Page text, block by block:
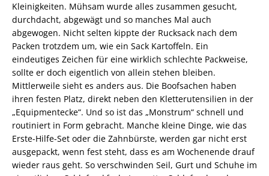
Kleinigkeiten. Mühsam wurde alles zusammen gesucht,
durchdacht, abgewägt und so manches Mal auch
abgewogen. Nicht selten kippte der Rucksack nach dem
Packen trotzdem um, wie ein Sack Kartoffeln. Ein
eindeutiges Zeichen für eine wirklich schlechte Packweise,
sollte er doch eigentlich von allein stehen bleiben.
Mittlerweile sieht es anders aus. Die Boofsachen haben
ihren festen Platz, direkt neben den Kletterutensilien in der
„Equipmentecke“. Und so ist das „Monstrum“ schnell und
routiniert in Form gebracht. Manche kleine Dinge, wie das
Erste-Hilfe-Set oder die Zahnbürste, werden gar nicht erst
ausgepackt, wenn fest steht, dass es am Wochenende drauf
wieder raus geht. So verschwinden Seil, Gurt und Schuhe im